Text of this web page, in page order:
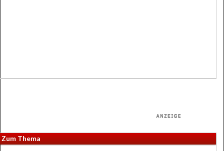
Zum Thema